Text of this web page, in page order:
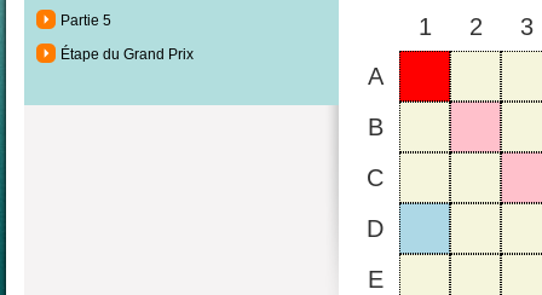
Partie 5
Étape du Grand Prix
1 2
3
A
B
C
D
E